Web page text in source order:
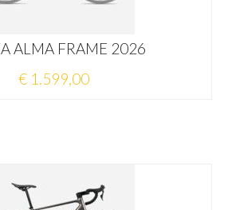
ALMA FRAME 2026
€ 1.599,00